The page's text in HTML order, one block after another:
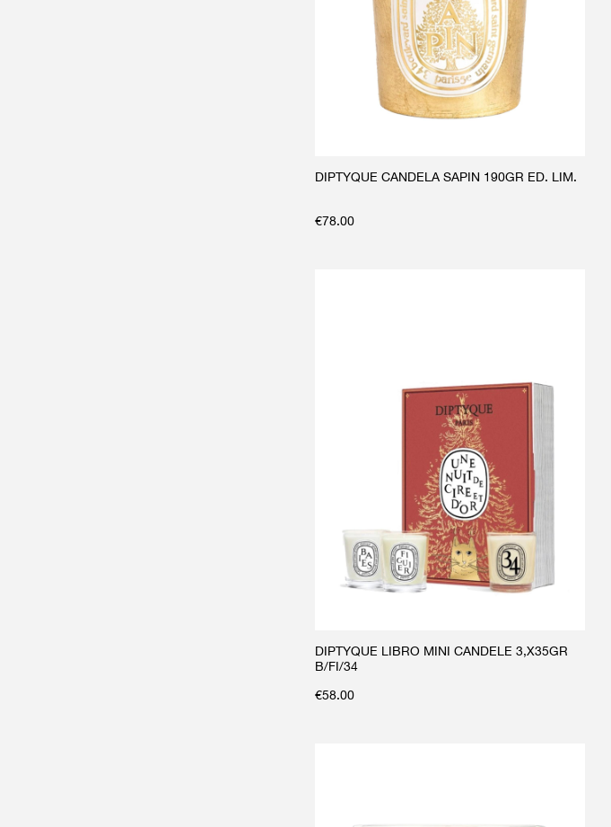
DIPTYQUE CANDELA SAPIN 190GR ED. LIM.
€78.00
DIPTYQUE LIBRO MINI CANDELE 3,X35GR
B/FI/34
€58.00